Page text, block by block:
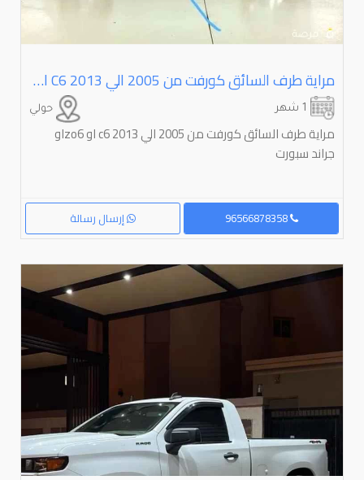
مراية طرف السائق كورفت من ⁦⁦2005⁩⁩ الي ⁦⁦2013⁩⁩ ⁦⁦c6⁩⁩ او ⁦⁦zo6⁩⁩او جراند سبورت
حولي
مراية طرف السائق كورفت من ⁦⁦2005⁩⁩ الي ⁦⁦2013⁩⁩ ⁦⁦c6⁩⁩ او ⁦⁦zo6⁩⁩او
جراند سبورت
إرسال رسالة 96566878358